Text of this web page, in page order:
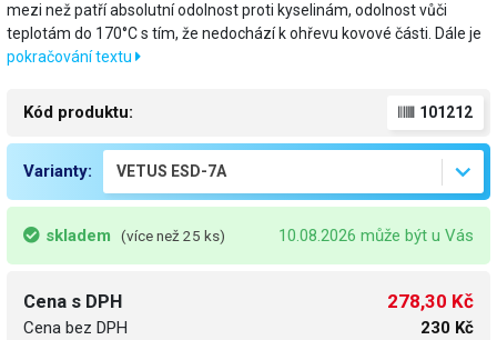
mezi než patří absolutní odolnost proti kyselinám, odolnost vůči
teplotám do 170°C s tím, že nedochází k ohřevu kovové části. Dále je
pokračování textu
Kód produktu: 101212
Varianty:
skladem (více než 25 ks) 10.08.2026 může být u Vás
Cena s DPH
Cena bez DPH
278,30 Kč
230 Kč